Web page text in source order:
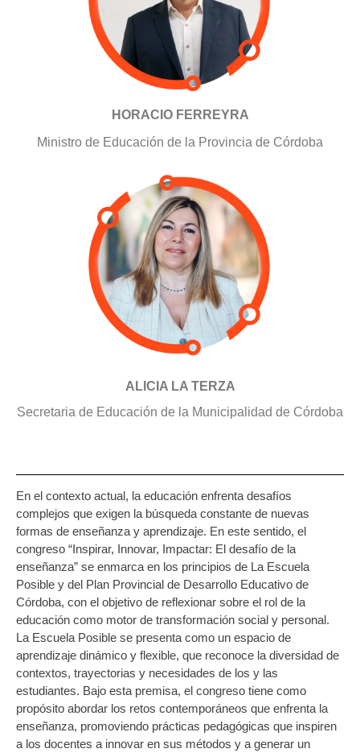
HORACIO FERREYRA
Ministro de Educación de la Provincia de Córdoba
ALICIA LA TERZA
Secretaria de Educación de la Municipalidad de Córdoba
En el contexto actual, la educación enfrenta desafíos
complejos que exigen la búsqueda constante de nuevas
formas de enseñanza y aprendizaje. En este sentido, el
congreso “Inspirar, Innovar, Impactar: El desafío de la
enseñanza” se enmarca en los principios de La Escuela
Posible y del Plan Provincial de Desarrollo Educativo de
Córdoba, con el objetivo de reflexionar sobre el rol de la
educación como motor de transformación social y personal.
La Escuela Posible se presenta como un espacio de
aprendizaje dinámico y flexible, que reconoce la diversidad de
contextos, trayectorias y necesidades de los y las
estudiantes. Bajo esta premisa, el congreso tiene como
propósito abordar los retos contemporáneos que enfrenta la
enseñanza, promoviendo prácticas pedagógicas que inspiren
a los docentes a innovar en sus métodos y a generar un